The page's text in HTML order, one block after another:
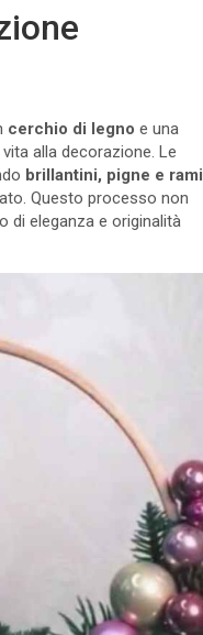
cerchio di legno e una
alla decorazione. Le
brillantini, pigne e rami
Questo processo non
di eleganza e originalità